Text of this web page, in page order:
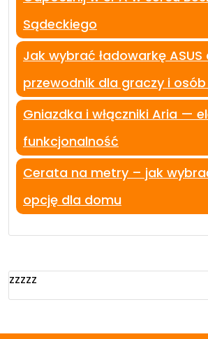
Sądeckiego
Jak wybrać ładowarkę
przewodnik dla graczy i
Gniazdka i włączniki Aria —
funkcjonalność
Cerata na metry – jak
opcję dla domu
zzzzz